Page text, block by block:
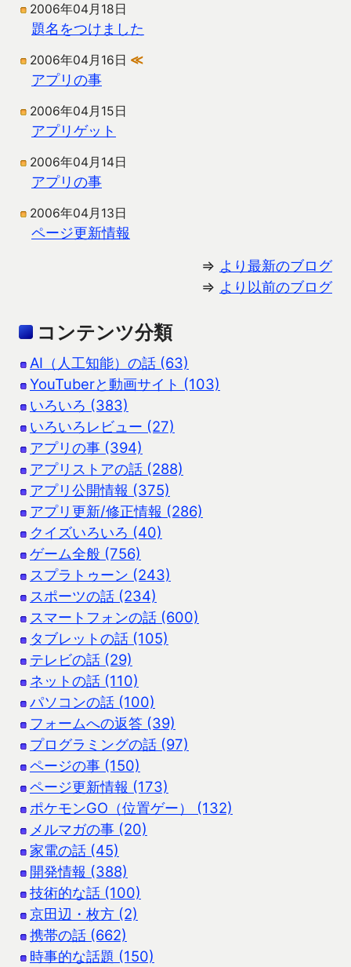
2006年04月18日
題名をつけました
2006年04月16日 ≪
アプリの事
2006年04月15日
アプリゲット
2006年04月14日
アプリの事
2006年04月13日
ページ更新情報
⇒ より最新のブログ
⇒ より以前のブログ
コンテンツ分類
AI（人工知能）の話 (63)
YouTuberと動画サイト (103)
いろいろ (383)
いろいろレビュー (27)
アプリの事 (394)
アプリストアの話 (288)
アプリ公開情報 (375)
アプリ更新/修正情報 (286)
クイズいろいろ (40)
ゲーム全般 (756)
スプラトゥーン (243)
スポーツの話 (234)
スマートフォンの話 (600)
タブレットの話 (105)
テレビの話 (29)
ネットの話 (110)
パソコンの話 (100)
フォームへの返答 (39)
プログラミングの話 (97)
ページの事 (150)
ページ更新情報 (173)
ポケモンGO（位置ゲー） (132)
メルマガの事 (20)
家電の話 (45)
開発情報 (388)
技術的な話 (100)
京田辺・枚方 (2)
携帯の話 (662)
時事的な話題 (150)